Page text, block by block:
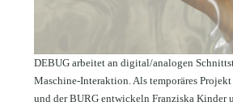
DEBUG arbeitet an digital/analogen
Maschine-Interaktion. Als temporäres
und der BURG entwickeln Franziska Kinder